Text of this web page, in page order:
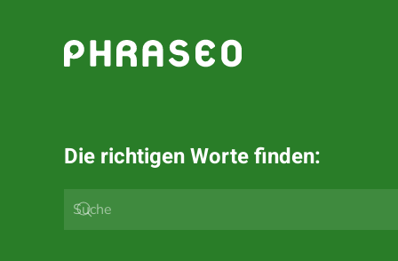
Zum Hauptinhalt springen
Die richtigen Worte finden: